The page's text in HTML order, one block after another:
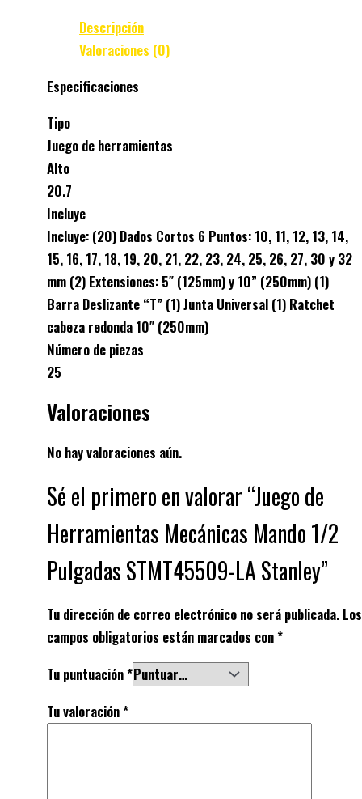
Descripción
Valoraciones (0)
Especificaciones
Tipo
Juego de herramientas
Alto
20.7
Incluye
Incluye: (20) Dados Cortos 6 Puntos: 10, 11, 12, 13, 14,
15, 16, 17, 18, 19, 20, 21, 22, 23, 24, 25, 26, 27, 30 y 32
mm (2) Extensiones: 5″ (125mm) y 10” (250mm) (1)
Barra Deslizante “T” (1) Junta Universal (1) Ratchet
cabeza redonda 10″ (250mm)
Número de piezas
25
Valoraciones
No hay valoraciones aún.
Sé el primero en valorar “Juego de
Herramientas Mecánicas Mando 1/2
Pulgadas STMT45509-LA Stanley”
Tu dirección de correo electrónico no será publicada. Los
campos obligatorios están marcados con*
Tu puntuación*
Tu valoración*